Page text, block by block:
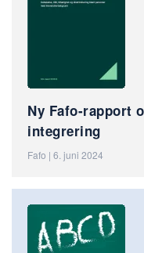
Ny Fafo-rapport
integrering
Fafo | 6. juni 2024